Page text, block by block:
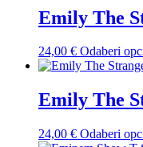
Emily The
24,00 € Odaberi
Emily The
24,00 € Odaberi